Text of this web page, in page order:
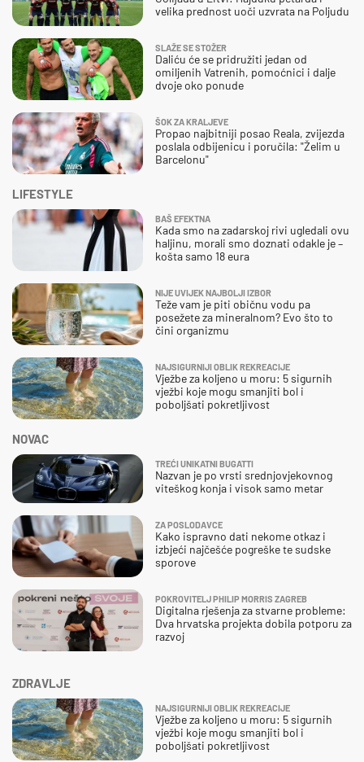
ZDRAVLJE
NAJSIGURNIJI OBLIK REKREACIJE
Vježbe za koljeno u moru: 5 sigurnih
vježbi koje mogu smanjiti bol i
poboljšati pokretljivost
velika prednost uoči uzvrata na Poljudu
SLAŽE SE STOŽER
Daliću će se pridružiti jedan od
omiljenih Vatrenih, pomoćnici i dalje
dvoje oko ponude
ŠOK ZA KRALJEVE
Propao najbitniji posao Reala, zvijezda
poslala odbijenicu i poručila: "Želim u
Barcelonu"
NOVAC
TREĆI UNIKATNI BUGATTI
Nazvan je po vrsti srednjovjekovnog
viteškog konja i visok samo metar
ZA POSLODAVCE
Kako ispravno dati nekome otkaz i
izbjeći najčešće pogreške te sudske
sporove
POKROVITELJ PHILIP MORRIS ZAGREB
Digitalna rješenja za stvarne probleme:
Dva hrvatska projekta dobila potporu za
razvoj
LIFESTYLE
BAŠ EFEKTNA
Kada smo na zadarskoj rivi ugledali ovu
haljinu, morali smo doznati odakle je –
košta samo 18 eura
NIJE UVIJEK NAJBOLJI IZBOR
Teže vam je piti običnu vodu pa
posežete za mineralnom? Evo što to
čini organizmu
NAJSIGURNIJI OBLIK REKREACIJE
Vježbe za koljeno u moru: 5 sigurnih
vježbi koje mogu smanjiti bol i
poboljšati pokretljivost